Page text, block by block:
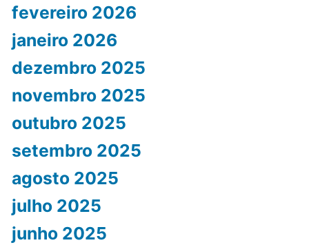
fevereiro 2026
janeiro 2026
dezembro 2025
novembro 2025
outubro 2025
setembro 2025
agosto 2025
julho 2025
junho 2025